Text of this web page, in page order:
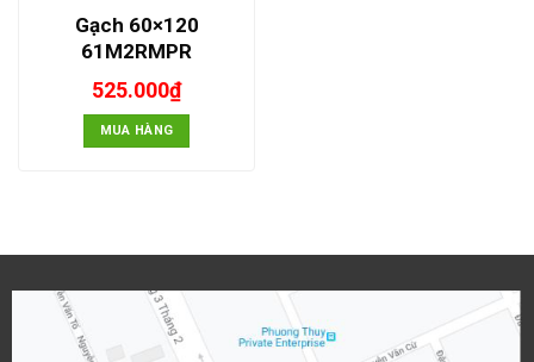
Gạch 60×120
61M2RMPR
525.000₫
MUA HÀNG